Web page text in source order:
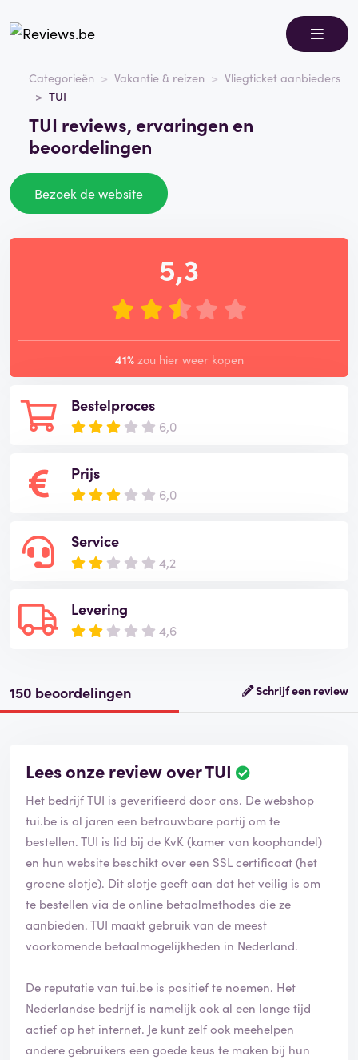
Categorieën Vakantie & reizen
Vliegticket aanbieders
TUI
TUI reviews, ervaringen en
beoordelingen
Bezoek de website
Bestelproces
6,0
Prijs
6,0
Service
4,2
Levering
4,6
5,3
41% zou hier weer kopen
150 beoordelingen Schrijf een review
Lees onze review over TUI
Het bedrijf TUI is geverifieerd door ons. De webshop
tui.be is al jaren een betrouwbare partij om te
bestellen. TUI is lid bij de KvK (kamer van koophandel)
en hun website beschikt over een SSL certificaat (het
groene slotje). Dit slotje geeft aan dat het veilig is om
te bestellen via de online betaalmethodes die ze
aanbieden. TUI maakt gebruik van de meest
voorkomende betaalmogelijkheden in Nederland.
De reputatie van tui.be is positief te noemen. Het
Nederlandse bedrijf is namelijk ook al een lange tijd
actief op het internet. Je kunt zelf ook meehelpen
andere gebruikers een goede keus te maken bij hun